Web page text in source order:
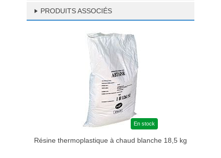
PRODUITS ASSOCIÉS
En stock
Résine thermoplastique à chaud blanche 18,5 kg